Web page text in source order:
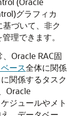
グラフィカ
基づいて、非ク
理できます。
Oracle RAC固
ース全体に関係
関係するタスク
Oracle
ジュールやメト